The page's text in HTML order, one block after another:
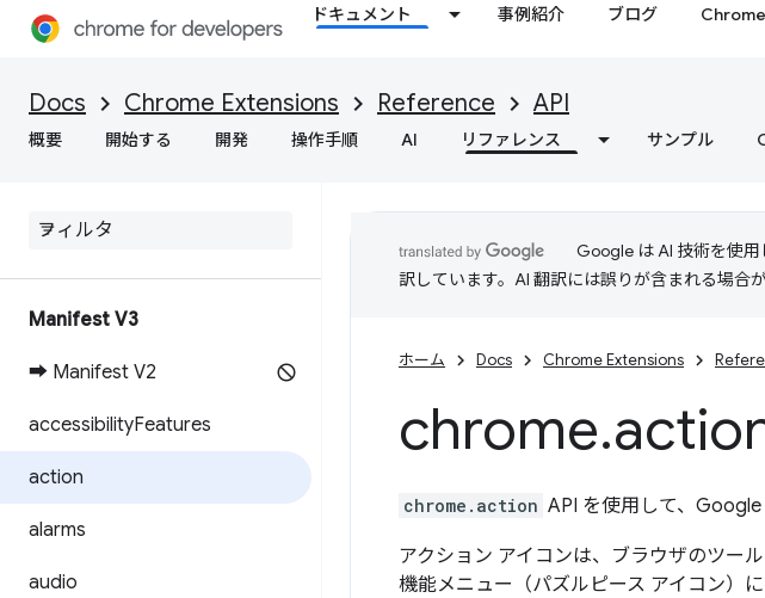
ドキュメント 事例紹介 ブログ
Docs Chrome Extensions Reference API
概要 開始する 開発 操作手順 AI リファレンス サンプル
Manifest V3
➡ Manifest V2
accessibilityFeatures
action
alarms
audio
Google は AI 技術を使
訳しています。AI 翻訳には誤りが含まれる場合が
ホーム Docs Chrome Extensions
chrome.
chrome.action API を使用して、
アクション アイコンは、ブラウザのツー
機能メニュー（パズルピース アイコン）